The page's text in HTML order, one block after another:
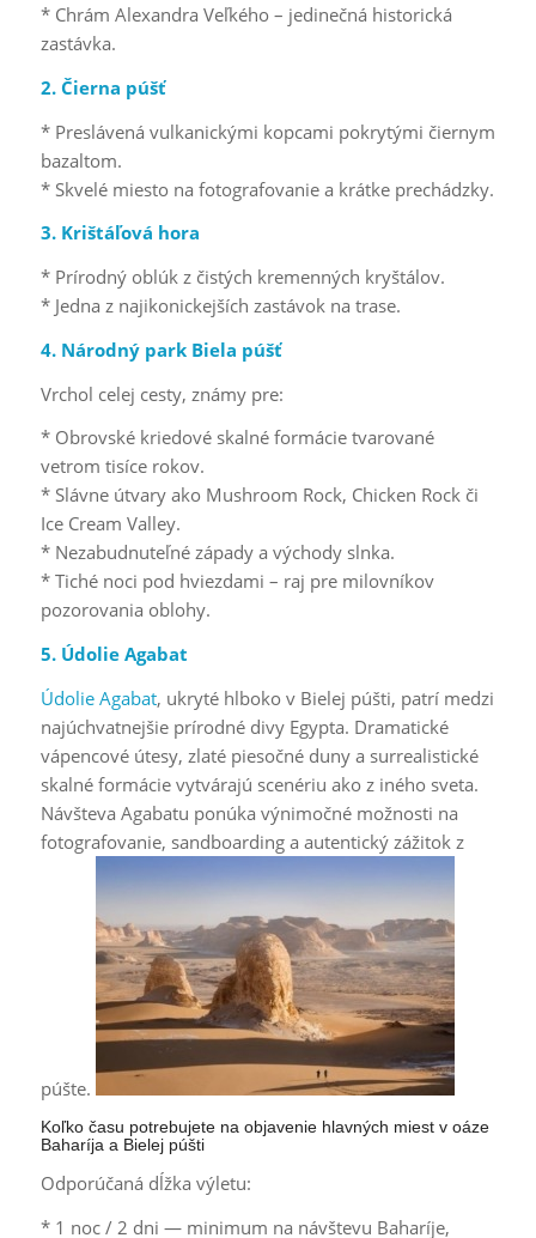
* Chrám Alexandra Veľkého – jedinečná historická
zastávka.
2. Čierna púšť
* Preslávená vulkanickými kopcami pokrytými čiernym
bazaltom.
* Skvelé miesto na fotografovanie a krátke prechádzky.
3. Krištáľová hora
* Prírodný oblúk z čistých kremenných kryštálov.
* Jedna z najikonickejších zastávok na trase.
4. Národný park Biela púšť
Vrchol celej cesty, známy pre:
* Obrovské kriedové skalné formácie tvarované
vetrom tisíce rokov.
* Slávne útvary ako Mushroom Rock, Chicken Rock či
Ice Cream Valley.
* Nezabudnuteľné západy a východy slnka.
* Tiché noci pod hviezdami – raj pre milovníkov
pozorovania oblohy.
5. Údolie Agabat
Údolie Agabat, ukryté hlboko v Bielej púšti, patrí medzi
najúchvatnejšie prírodné divy Egypta. Dramatické
vápencové útesy, zlaté piesočné duny a surrealistické
skalné formácie vytvárajú scenériu ako z iného sveta.
Návšteva Agabatu ponúka výnimočné možnosti na
fotografovanie, sandboarding a autentický zážitok z
púšte.
Koľko času potrebujete na objavenie hlavných miest v oáze
Baharíja a Bielej púšti
Odporúčaná dĺžka výletu:
* 1 noc / 2 dni — minimum na návštevu Baharíje,